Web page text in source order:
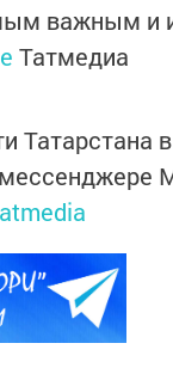
важным и
Татмедиа
Татарстана в